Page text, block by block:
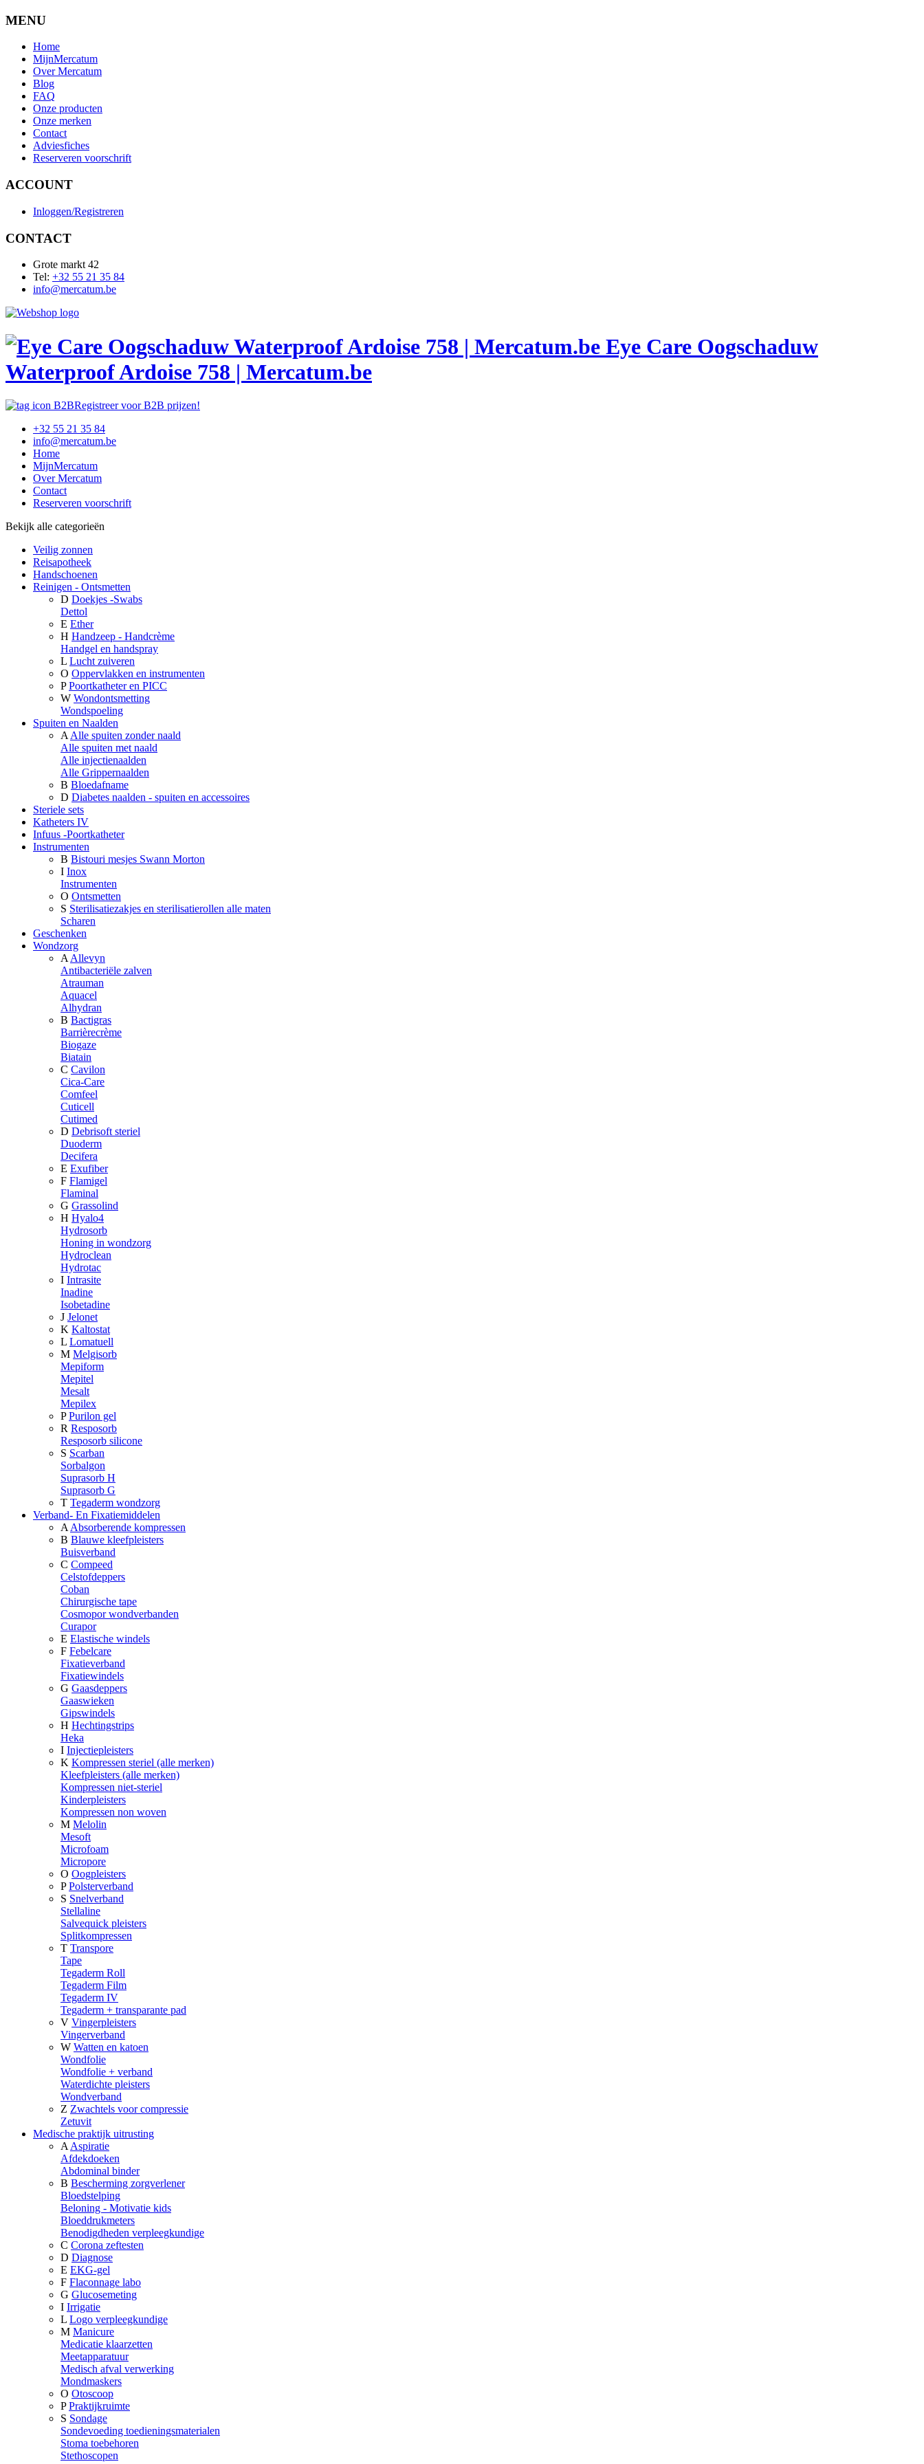
MENU
Home
MijnMercatum
Over Mercatum
Blog
FAQ
Onze producten
Onze merken
Contact
Adviesfiches
Reserveren voorschrift
ACCOUNT
Inloggen/Registreren
CONTACT
Grote markt 42
Tel: +32 55 21 35 84
info@mercatum.be
Eye Care Oogschaduw
Waterproof Ardoise 758 | Mercatum.be
Registreer voor B2B prijzen!
+32 55 21 35 84
info@mercatum.be
Home
MijnMercatum
Over Mercatum
Contact
Reserveren voorschrift
Bekijk alle categorieën
Veilig zonnen
Reisapotheek
Handschoenen
Reinigen - Ontsmetten
D Doekjes -Swabs
Dettol
E Ether
H Handzeep - Handcrème
Handgel en handspray
L Lucht zuiveren
O Oppervlakken en instrumenten
P Poortkatheter en PICC
W Wondontsmetting
Wondspoeling
Spuiten en Naalden
A Alle spuiten zonder naald
Alle spuiten met naald
Alle injectienaalden
Alle Grippernaalden
B Bloedafname
D Diabetes naalden - spuiten en accessoires
Steriele sets
Katheters IV
Infuus -Poortkatheter
Instrumenten
B Bistouri mesjes Swann Morton
I Inox
Instrumenten
O Ontsmetten
S Sterilisatiezakjes en sterilisatierollen alle maten
Scharen
Geschenken
Wondzorg
A Allevyn
Antibacteriële zalven
Atrauman
Aquacel
Alhydran
B Bactigras
Barrièrecrème
Biogaze
Biatain
C Cavilon
Cica-Care
Comfeel
Cuticell
Cutimed
D Debrisoft steriel
Duoderm
Decifera
E Exufiber
F Flamigel
Flaminal
G Grassolind
H Hyalo4
Hydrosorb
Honing in wondzorg
Hydroclean
Hydrotac
I Intrasite
Inadine
Isobetadine
J Jelonet
K Kaltostat
L Lomatuell
M Melgisorb
Mepiform
Mepitel
Mesalt
Mepilex
P Purilon gel
R Resposorb
Resposorb silicone
S Scarban
Sorbalgon
Suprasorb H
Suprasorb G
T Tegaderm wondzorg
Verband- En Fixatiemiddelen
A Absorberende kompressen
B Blauwe kleefpleisters
Buisverband
C Compeed
Celstofdeppers
Coban
Chirurgische tape
Cosmopor wondverbanden
Curapor
E Elastische windels
F Febelcare
Fixatieverband
Fixatiewindels
G Gaasdeppers
Gaaswieken
Gipswindels
H Hechtingstrips
Heka
I Injectiepleisters
K Kompressen steriel (alle merken)
Kleefpleisters (alle merken)
Kompressen niet-steriel
Kinderpleisters
Kompressen non woven
M Melolin
Mesoft
Microfoam
Micropore
O Oogpleisters
P Polsterverband
S Snelverband
Stellaline
Salvequick pleisters
Splitkompressen
T Transpore
Tape
Tegaderm Roll
Tegaderm Film
Tegaderm IV
Tegaderm + transparante pad
V Vingerpleisters
Vingerverband
W Watten en katoen
Wondfolie
Wondfolie + verband
Waterdichte pleisters
Wondverband
Z Zwachtels voor compressie
Zetuvit
Medische praktijk uitrusting
A Aspiratie
Afdekdoeken
Abdominal binder
B Bescherming zorgverlener
Bloedstelping
Beloning - Motivatie kids
Bloeddrukmeters
Benodigdheden verpleegkundige
C Corona zeftesten
D Diagnose
E EKG-gel
F Flaconnage labo
G Glucosemeting
I Irrigatie
L Logo verpleegkundige
M Manicure
Medicatie klaarzetten
Meetapparatuur
Medisch afval verwerking
Mondmaskers
O Otoscoop
P Praktijkruimte
S Sondage
Sondevoeding toedieningsmaterialen
Stoma toebehoren
Stethoscopen